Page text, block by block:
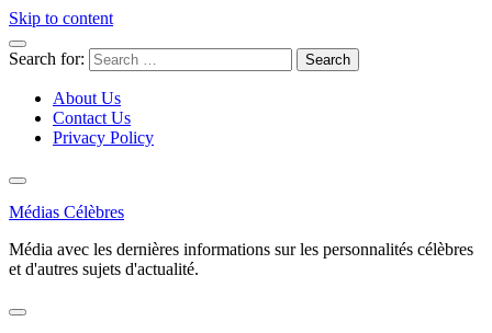
Skip to content
Search for:
About Us
Contact Us
Privacy Policy
Médias Célèbres
Média avec les dernières informations sur les personnalités célèbres
et d'autres sujets d'actualité.